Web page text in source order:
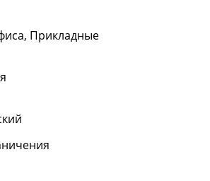
Прикладные